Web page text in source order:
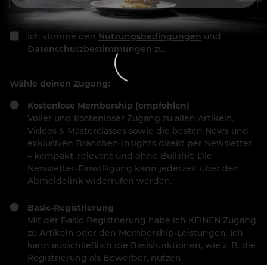
Ich stimme den Nutzungsbedingungen und
Datenschutzbestimmungen zu.
Wähle deinen Zugang:
Kostenlose Membership (empfohlen)
Voller und kostenloser Zugang zu allen Artikeln,
Videos & Masterclasses sowie die besten News und
exklusiven Branchen-Insights direkt per Newsletter
– kompakt, relevant und ohne Bullshit. Die
Newsletter-Einwilligung kann jederzeit über den
Abmeldelink widerrufen werden.
Basic-Registrierung
Mit der Basic-Registrierung habe ich KEINEN Zugang
zu Artikeln oder den Membership-Leistungen. Ich
kann ausschließlich die Basisfunktionen, wie z. B. die
Registrierung als Bewerber, nutzen.